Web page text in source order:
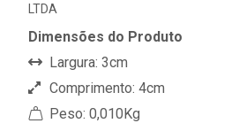
LTDA
Dimensões do Produto
Largura: 3cm
Comprimento: 4cm
Peso: 0,010Kg